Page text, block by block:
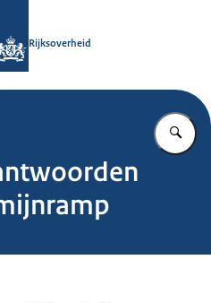
Rijksoverheid